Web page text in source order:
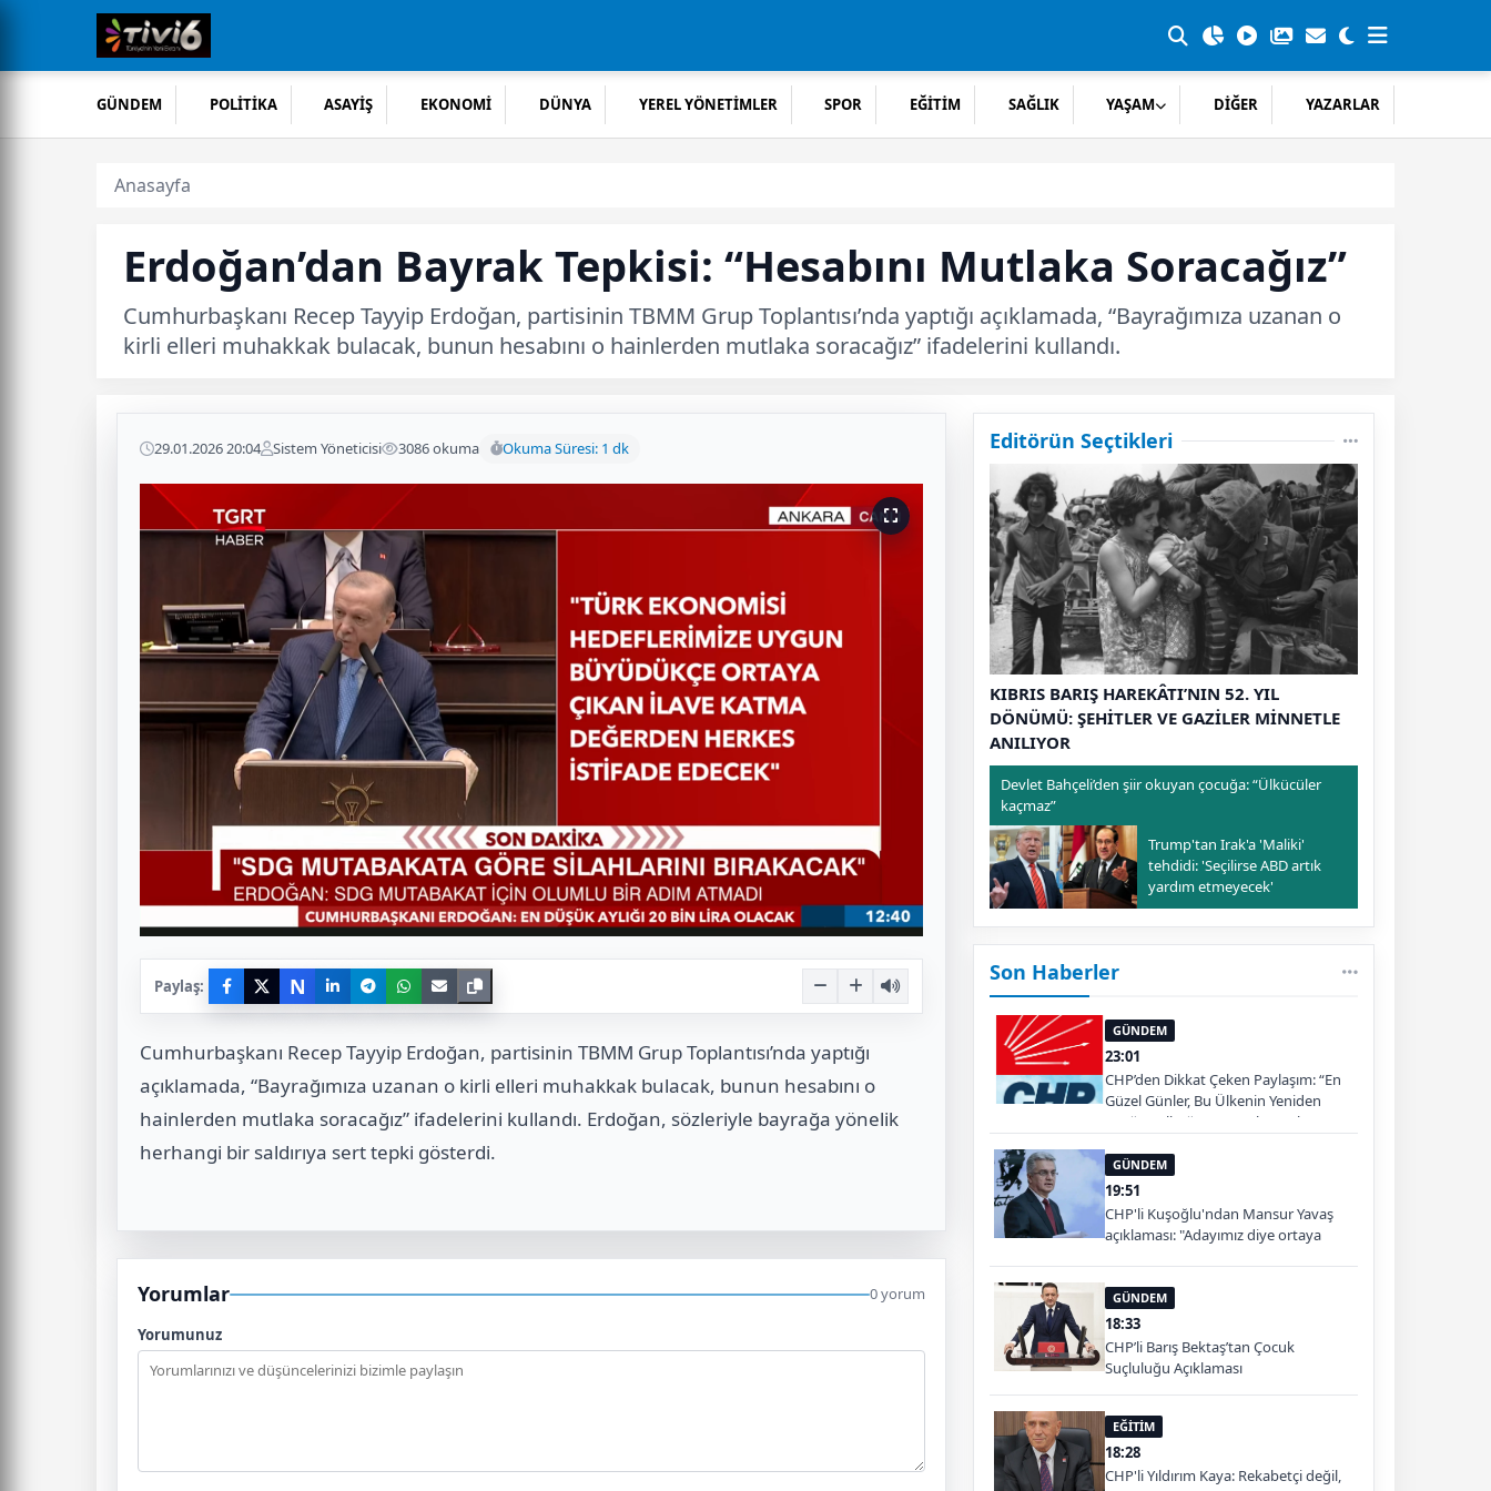
GÜNDEM POLİTİKA ASAYİŞ EKONOMİ DÜNYA YEREL YÖNETİMLER SPOR EĞİTİM SAĞLIK YAŞAM DİĞER YAZARLAR
Anasayfa
Erdoğan’dan Bayrak Tepkisi: “Hesabını Mutlaka Soracağız”
Cumhurbaşkanı Recep Tayyip Erdoğan, partisinin TBMM Grup Toplantısı’nda yaptığı açıklamada, “Bayrağımıza uzanan o
kirli elleri muhakkak bulacak, bunun hesabını o hainlerden mutlaka soracağız” ifadelerini kullandı.
29.01.2026 20:04 Sistem Yöneticisi 3086 okuma Okuma Süresi: 1 dk
Paylaş: N
Cumhurbaşkanı Recep Tayyip Erdoğan, partisinin TBMM Grup Toplantısı’nda yaptığı
açıklamada, “Bayrağımıza uzanan o kirli elleri muhakkak bulacak, bunun hesabını o
hainlerden mutlaka soracağız” ifadelerini kullandı. Erdoğan, sözleriyle bayrağa yönelik
herhangi bir saldırıya sert tepki gösterdi.
Yorumlar 0 yorum
Yorumunuz
Editörün Seçtikleri
KIBRIS BARIŞ HAREKÂTI’NIN 52. YIL
DÖNÜMÜ: ŞEHİTLER VE GAZİLER MİNNETLE
ANILIYOR
Devlet Bahçeli’den şiir okuyan çocuğa: “Ülkücüler
kaçmaz”
Trump'tan Irak'a 'Maliki'
tehdidi: 'Seçilirse ABD artık
yardım etmeyecek'
Son Haberler
GÜNDEM
23:01
CHP’den Dikkat Çeken Paylaşım: “En
Güzel Günler, Bu Ülkenin Yeniden
Ayağa Kalktığı Gün Başlayacak”
GÜNDEM
19:51
CHP'li Kuşoğlu'ndan Mansur Yavaş
açıklaması: "Adayımız diye ortaya
GÜNDEM
18:33
CHP’li Barış Bektaş’tan Çocuk
Suçluluğu Açıklaması
EĞİTİM
18:28
CHP'li Yıldırım Kaya: Rekabetçi değil,